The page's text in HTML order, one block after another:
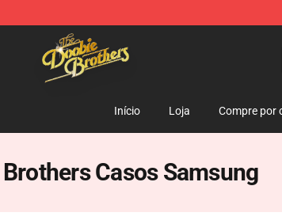
Store - Official The Doobie Brothers Merchandise
Início Loja Compre por
Casos Samsung